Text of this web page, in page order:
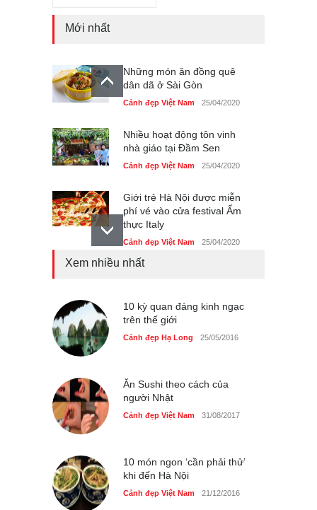
Mới nhất
Những món ăn đồng quê
dân dã ở Sài Gòn
Cảnh đẹp Việt Nam 25/04/2020
Nhiều hoạt động tôn vinh
nhà giáo tại Đầm Sen
Cảnh đẹp Việt Nam 25/04/2020
Giới trẻ Hà Nội được miễn
phí vé vào cửa festival Ẩm
thực Italy
Cảnh đẹp Việt Nam 25/04/2020
Cảnh đẹp Việt Nam 25/04/2020
Bán đảo Sơn Trà sẽ là khu
Xem nhiều nhất
10 kỳ quan đáng kinh ngạc
trên thế giới
Cảnh đẹp Hạ Long 25/05/2016
Ăn Sushi theo cách của
người Nhật
Cảnh đẹp Việt Nam 31/08/2017
10 món ngon ‘cần phải thử’
khi đến Hà Nội
Cảnh đẹp Việt Nam 21/12/2016